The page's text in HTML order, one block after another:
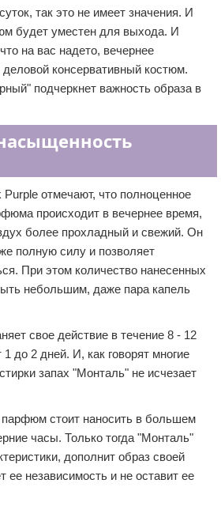
так это не имеет значения. И
будет уместен для выхода. И
на вас надето, вечернее
деловой консервативный костюм.
подчеркнет важность образа в
отмечают, что полноценное
происходит в вечернее время,
более прохладный и свежий. Он
полную силу и позволяет
При этом количество нанесенных
небольшим, даже пара капель
свое действие в течение 8 - 12
до 2 дней. И, как говорят многие
запах "Монталь" не исчезает
стоит наносить в большем
часы. Только тогда "Монталь"
дополнит образ своей
ее независимость и не оставит ее